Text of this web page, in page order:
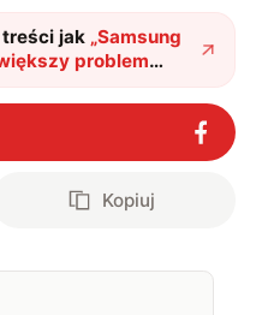
jak „Samsung
problem
aparatami"?
Kopiuj